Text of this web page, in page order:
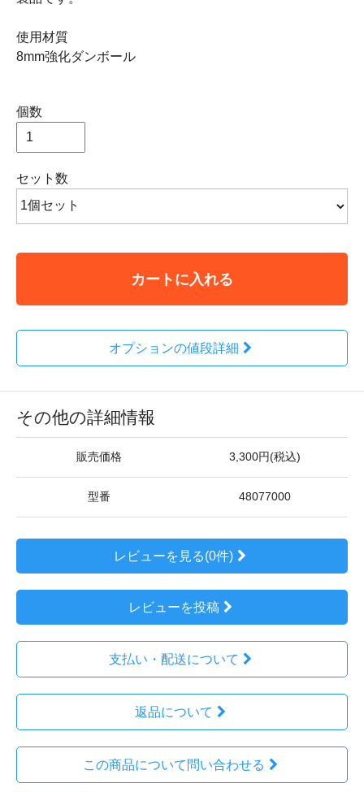
使用材質
8mm強化ダンボール
個数
セット数
カートに入れる
オプションの値段詳細
その他の詳細情報
販売価格 3,300円(税込)
型番 48077000
レビューを見る(0件)
レビューを投稿
支払い・配送について
返品について
この商品について問い合わせる